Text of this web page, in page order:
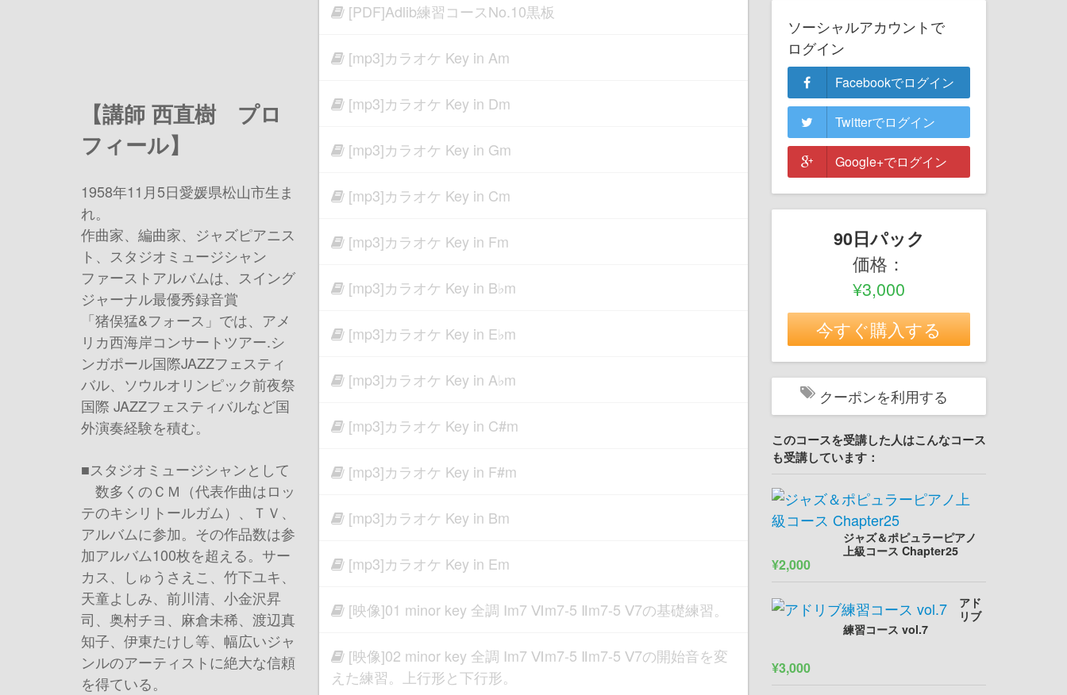
【講師 西直樹 プロ
フィール】
1958年11月5日愛媛県松山市生ま
れ。
作曲家、編曲家、ジャズピアニス
ト、スタジオミュージシャン
ファーストアルバムは、スイング
ジャーナル最優秀録音賞
「猪俣猛&フォース」では、アメ
リカ西海岸コンサートツアー.シ
ンガポール国際JAZZフェスティ
バル、ソウルオリンピック前夜祭
国際 JAZZフェスティバルなど国
外演奏経験を積む。
■スタジオミュージシャンとして
数多くのＣＭ（代表作曲はロッ
テのキシリトールガム）、ＴＶ、
アルバムに参加。その作品数は参
加アルバム100枚を超える。サー
カス、しゅうさえこ、竹下ユキ、
天童よしみ、前川清、小金沢昇
司、奥村チヨ、麻倉未稀、渡辺真
知子、伊東たけし等、幅広いジャ
ンルのアーティストに絶大な信頼
を得ている。
[PDF]Adlib練習コースNo.10黒板
[mp3]カラオケ Key in Am
[mp3]カラオケ Key in Dm
[mp3]カラオケ Key in Gm
[mp3]カラオケ Key in Cm
[mp3]カラオケ Key in Fm
[mp3]カラオケ Key in B♭m
[mp3]カラオケ Key in E♭m
[mp3]カラオケ Key in A♭m
[mp3]カラオケ Key in C#m
[mp3]カラオケ Key in F#m
[mp3]カラオケ Key in Bm
[mp3]カラオケ Key in Em
[映像]01 minor key 全調 Ⅰm7 Ⅵm7-5 Ⅱm7-5 Ⅴ7の基礎練習。
[映像]02 minor key 全調 Ⅰm7 Ⅵm7-5 Ⅱm7-5 Ⅴ7の開始音を変
えた練習。上行形と下行形。
ソーシャルアカウントで
ログイン
Facebookでログイン
Twitterでログイン
Google+でログイン
90日パック
価格：
¥3,000
今すぐ購入する
クーポンを利用する
このコースを受講した人はこんなコース
も受講しています：
ジャズ＆ポピュラーピアノ
上級コース Chapter25
¥2,000
アド
リブ
練習コース vol.7
¥3,000